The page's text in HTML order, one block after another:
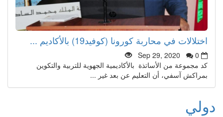
اختلالات في محاربة كورونا (كوفيد19) بالأكاديم ...
Sep 29, 2020
0
كد مجموعة من الأساتذة بالأكاديمية الجهوية للتربية والتكوين
بمراكش آسفي، أن التعليم عن بعد غير ...
دولي